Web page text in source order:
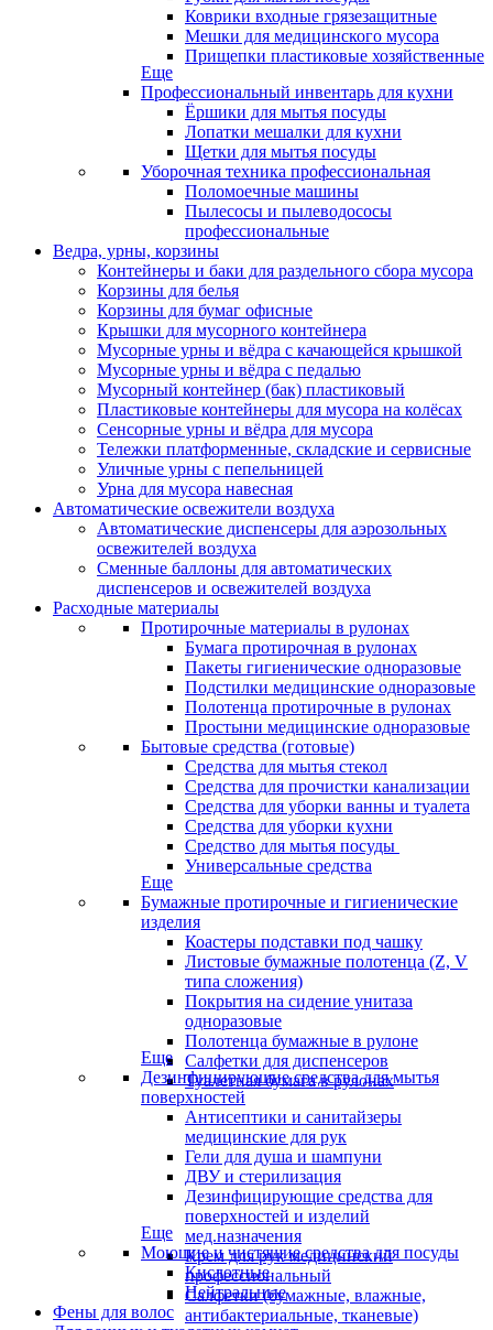
Коврики входные грязезащитные
Мешки для медицинского мусора
Прищепки пластиковые хозяйственные
Еще
Профессиональный инвентарь для кухни
Ёршики для мытья посуды
Лопатки мешалки для кухни
Щетки для мытья посуды
Уборочная техника профессиональная
Поломоечные машины
Пылесосы и пылеводососы
профессиональные
Ведра, урны, корзины
Контейнеры и баки для раздельного сбора мусора
Корзины для белья
Корзины для бумаг офисные
Крышки для мусорного контейнера
Мусорные урны и вёдра с качающейся крышкой
Мусорные урны и вёдра с педалью
Мусорный контейнер (бак) пластиковый
Пластиковые контейнеры для мусора на колёсах
Сенсорные урны и вёдра для мусора
Тележки платформенные, складские и сервисные
Уличные урны с пепельницей
Урна для мусора навесная
Автоматические освежители воздуха
Автоматические диспенсеры для аэрозольных
освежителей воздуха
Сменные баллоны для автоматических
диспенсеров и освежителей воздуха
Расходные материалы
Протирочные материалы в рулонах
Бумага протирочная в рулонах
Пакеты гигиенические одноразовые
Подстилки медицинские одноразовые
Полотенца протирочные в рулонах
Простыни медицинские одноразовые
Бытовые средства (готовые)
Средства для мытья стекол
Средства для прочистки канализации
Средства для уборки ванны и туалета
Средства для уборки кухни
Средство для мытья посуды
Универсальные средства
Еще
Бумажные протирочные и гигиенические
изделия
Коастеры подставки под чашку
Листовые бумажные полотенца (Z, V
типа сложения)
Покрытия на сидение унитаза
одноразовые
Полотенца бумажные в рулоне
Салфетки для диспенсеров
Туалетная бумага в рулонах
Еще
Дезинфицирующие средства для мытья
поверхностей
Антисептики и санитайзеры
медицинские для рук
Гели для душа и шампуни
ДВУ и стерилизация
Дезинфицирующие средства для
поверхностей и изделий
мед.назначения
Крем для рук медицинский
профессиональный
Салфетки (бумажные, влажные,
антибактериальные, тканевые)
Еще
Моющие и чистящие средства для посуды
Кислотные
Нейтральные
Фены для волос